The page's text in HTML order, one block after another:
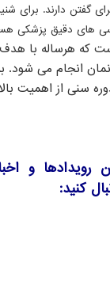
گفتن دارند. برای
های دقیق پزشکی
که هرساله با
انجام می
سنی از اهمیت
رویدادها و
کنید: